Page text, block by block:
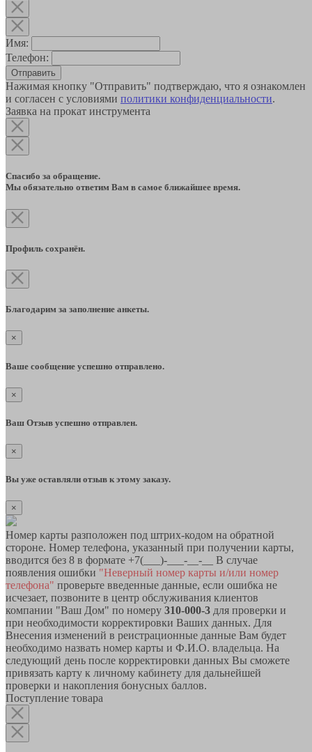
Имя:
Телефон:
Отправить
Нажимая кнопку "Отправить" подтверждаю, что я ознакомлен
и согласен с условиями политики конфиденциальности.
Заявка на прокат инструмента
Спасибо за обращение.
Мы обязательно ответим Вам в самое ближайшее время.
Профиль сохранён.
Благодарим за заполнение анкеты.
×
Ваше сообщение успешно отправлено.
×
Ваш Отзыв успешно отправлен.
×
Вы уже оставляли отзыв к этому заказу.
×
Номер карты разположен под штрих-кодом на обратной
стороне. Номер телефона, указанный при получении карты,
вводится без 8 в формате +7(___)-___-__-__ В случае
появления ошибки "Неверный номер карты и/или номер
телефона" проверьте введенные данные, если ошибка не
исчезает, позвоните в центр обслуживания клиентов
компании "Ваш Дом" по номеру 310-000-3 для проверки и
при необходимости корректировки Ваших данных. Для
Внесения изменений в реистрационные данные Вам будет
необходимо назвать номер карты и Ф.И.О. владельца. На
следующий день после корректировки данных Вы сможете
привязать карту к личному кабинету для дальнейшей
проверки и накопления бонусных баллов.
Поступление товара